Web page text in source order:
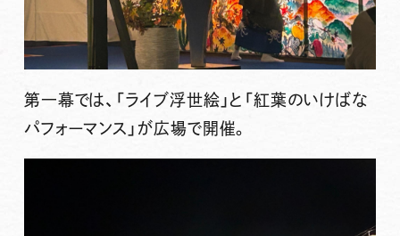
第一幕では、「ライブ浮世絵」と「紅葉のいけばな
パフォーマンス」が広場で開催。